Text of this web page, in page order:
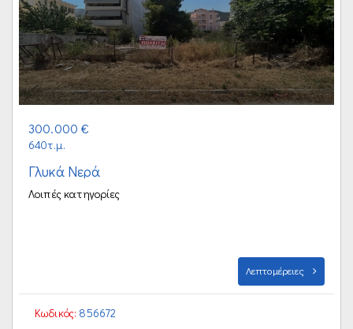
300.000 €
640τ.μ.
Γλυκά Νερά
Λοιπές κατηγορίες
Λεπτομέρειες
Κωδικός: 856672